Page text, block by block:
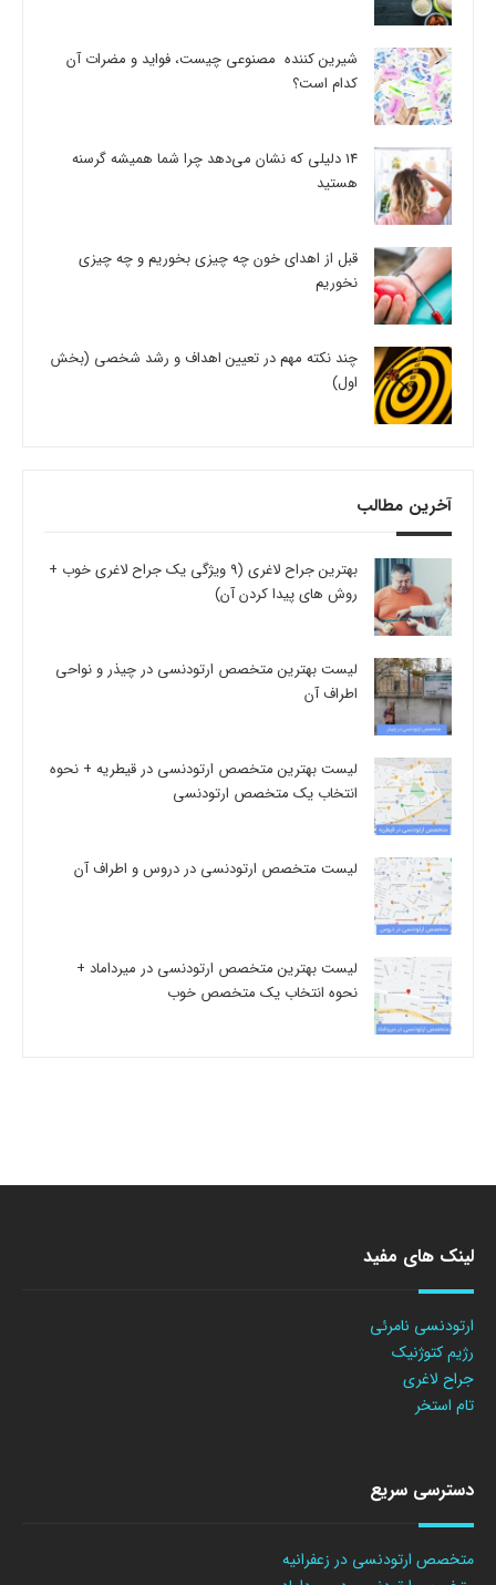
شیرین کننده مصنوعی چیست، فواید و مضرات آن
کدام است؟
14 دلیلی که نشان می‌دهد چرا شما همیشه گرسنه
هستید
قبل از اهدای خون چه چیزی بخوریم و چه چیزی
نخوریم
چند نکته مهم در تعیین اهداف و رشد شخصی (بخش
اول)
آخرین مطالب
بهترین جراح لاغری (9 ویژگی یک جراح لاغری خوب +
روش های پیدا کردن آن)
لیست بهترین متخصص ارتودنسی در چیذر و نواحی
اطراف آن
لیست بهترین متخصص ارتودنسی در قیطریه + نحوه
انتخاب یک متخصص ارتودنسی
لیست متخصص ارتودنسی در دروس و اطراف آن
لیست بهترین متخصص ارتودنسی در میرداماد +
نحوه انتخاب یک متخصص خوب
لینک های مفید
ارتودنسی نامرئی
رژیم کتوژنیک
جراح لاغری
تام استخر
دسترسی سریع
متخصص ارتودنسی در زعفرانیه